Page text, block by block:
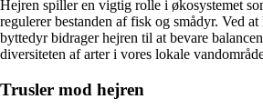
Hejren spiller en vigtig rolle i økosystemet
regulerer bestanden af fisk og smådyr. Ved
byttedyr bidrager hejren til at bevare
diversiteten af arter i vores lokale
Trusler mod hejren